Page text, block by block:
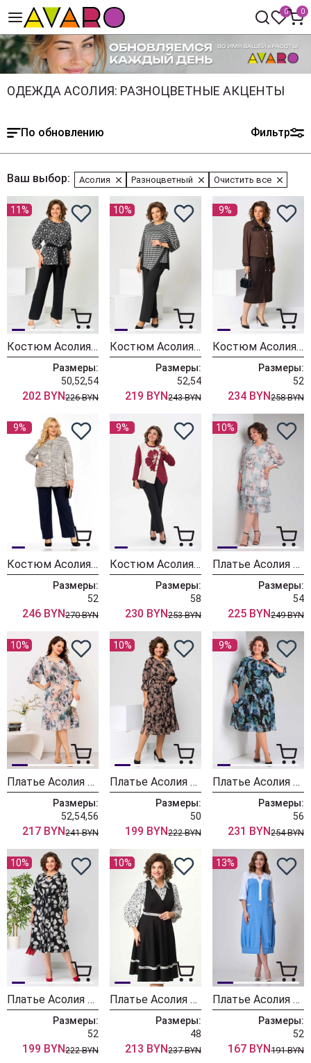
0 0
ОДЕЖДА АСОЛИЯ: РАЗНОЦВЕТНЫЕ АКЦЕНТЫ
По обновлению Фильтр
Ваш выбор: Асолия Разноцветный Очистить все
11%
Костюм Асолия 1516
Размеры:
50,52,54
202 BYN226 BYN
10%
Костюм Асолия 1509
Размеры:
52,54
219 BYN243 BYN
9%
Костюм Асолия 1507
Размеры:
52
234 BYN258 BYN
9%
Костюм Асолия 1506
Размеры:
52
246 BYN270 BYN
9%
Костюм Асолия 1468
Размеры:
58
230 BYN253 BYN
10%
Платье Асолия 2680 мятный
Размеры:
54
225 BYN249 BYN
10%
Платье Асолия 2672
Размеры:
52,54,56
217 BYN241 BYN
10%
Платье Асолия 2636-1
Размеры:
50
199 BYN222 BYN
9%
Платье Асолия 2643 черно-бирюзовый
Размеры:
56
231 BYN254 BYN
10%
Платье Асолия 2636 чёрно-молочный
Размеры:
52
199 BYN222 BYN
10%
Платье Асолия 2610
Размеры:
48
213 BYN237 BYN
13%
Платье Асолия 2570
Размеры:
52
167 BYN191 BYN